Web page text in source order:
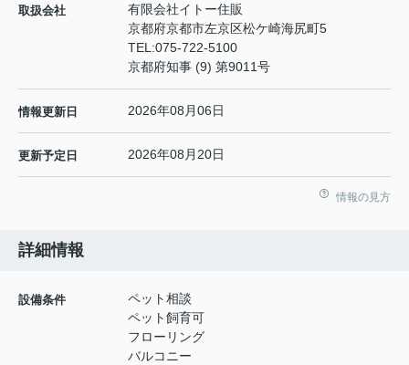
取扱会社
有限会社イトー住販
京都府京都市左京区松ケ崎海尻町5
TEL:075-722-5100
京都府知事 (9) 第9011号
情報更新日 2026年08月06日
更新予定日 2026年08月20日
情報の見方
詳細情報
設備条件
ペット相談
ペット飼育可
フローリング
バルコニー